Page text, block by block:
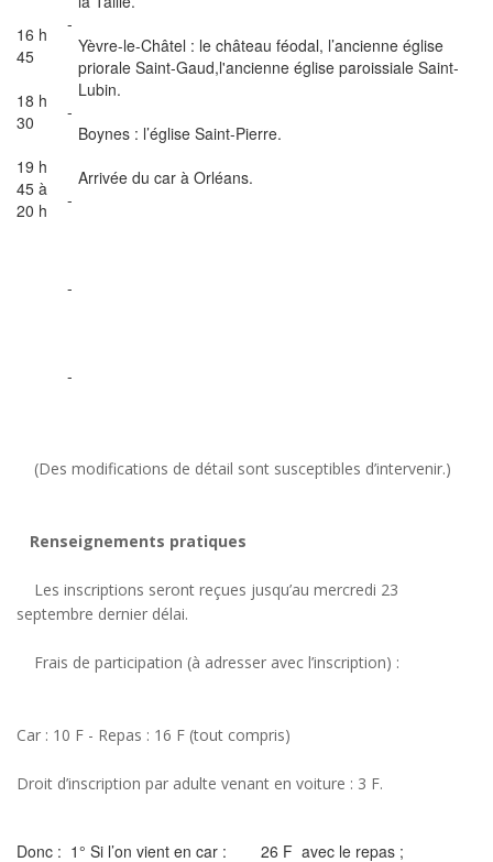
16 h
45
18 h
30
19 h
45 à
20 h
-
-
-
-
-
Yèvre-le-Châtel : le château féodal, l’ancienne église
priorale Saint-Gaud,l'ancienne église paroissiale Saint-
Lubin.
Boynes : l’église Saint-Pierre.
Arrivée du car à Orléans.
(Des modifications de détail sont susceptibles d’intervenir.)
Renseignements pratiques
Les inscriptions seront reçues jusqu’au mercredi 23
septembre dernier délai.
Frais de participation (à adresser avec l’inscription) :
Car : 10 F - Repas : 16 F (tout compris)
Droit d’inscription par adulte venant en voiture : 3 F.
Donc : 1° Si l’on vient en car :
26 F avec le repas ;